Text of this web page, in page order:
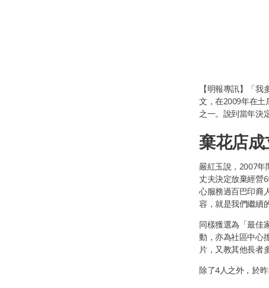
【明報專訊】「
文，在2009年在土
之一。說到當年決
棄花店
嚴紅玉說，2007
丈夫決定放棄經營
心服務過百巴印裔
容，就是我們繼續
同樣獲選為「最佳
動，亦為社區中心
片，又教其他長者
除了4人之外，於